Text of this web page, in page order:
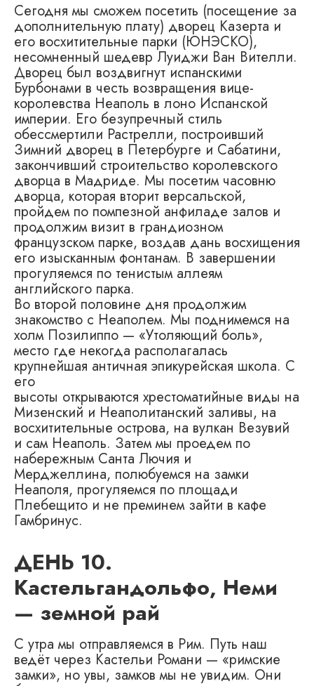
Сегодня мы сможем посетить (посещение за
дополнительную плату) дворец Казерта и
его восхитительные парки (ЮНЭСКО),
несомненный шедевр Луиджи Ван Вителли.
Дворец был воздвигнут испанскими
Бурбонами в честь возвращения вице-
королевства Неаполь в лоно Испанской
империи. Его безупречный стиль
обессмертили Растрелли, построивший
Зимний дворец в Петербурге и Сабатини,
закончивший строительство королевского
дворца в Мадриде. Мы посетим часовню
дворца, которая вторит версальской,
пройдем по помпезной анфиладе залов и
продолжим визит в грандиозном
французском парке, воздав дань восхищения
его изысканным фонтанам. В завершении
прогуляемся по тенистым аллеям
английского парка.
Во второй половине дня продолжим
знакомство с Неаполем. Мы поднимемся на
холм Позилиппо — «Утоляющий боль»,
место где некогда располагалась
крупнейшая античная эпикурейская школа. С
его
высоты открываются хрестоматийные виды на
Мизенский и Неаполитанский заливы, на
восхитительные острова, на вулкан Везувий
и сам Неаполь. Затем мы проедем по
набережным Санта Лючия и
Мерджеллина, полюбуемся на замки
Неаполя, прогуляемся по площади
Плебещито и не преминем зайти в кафе
Гамбринус.
ДЕНЬ 10.
Кастельгандольфо, Неми
— земной рай
С утра мы отправляемся в Рим. Путь наш
ведёт через Кастельи Романи — «римские
замки», но увы, замков мы не увидим. Они